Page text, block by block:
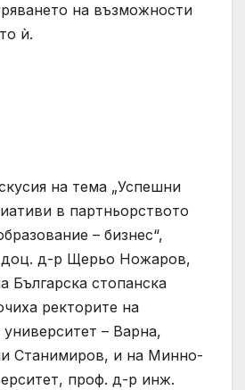
на възможности
ѝ.
на тема „Успешни
в партньорството
– бизнес“,
доц. д-р Щерьо Ножаров,
Българска стопанска
ректорите на
– Варна,
Станимиров, и на Минно-
проф. д-р инж.